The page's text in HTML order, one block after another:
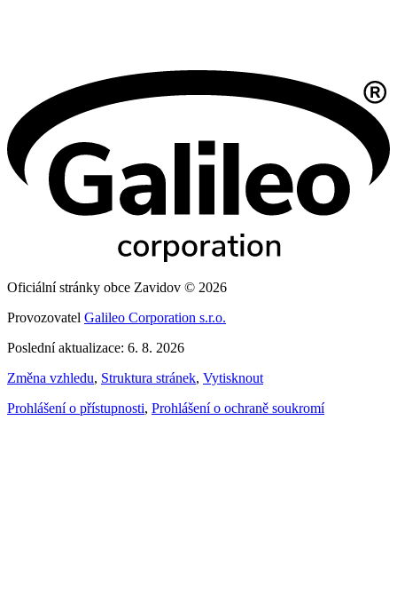
Oficiální stránky obce Zavidov © 2026
Provozovatel Galileo Corporation s.r.o.
Poslední aktualizace: 6. 8. 2026
Změna vzhledu, Struktura stránek, Vytisknout
Prohlášení o přístupnosti, Prohlášení o ochraně soukromí